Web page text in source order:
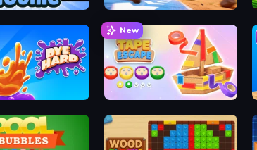
Tower Battle
New